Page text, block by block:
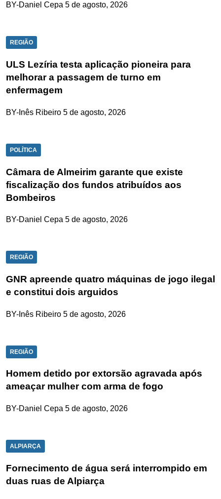
BY-Daniel Cepa 5 de agosto, 2026
REGIÃO
ULS Lezíria testa aplicação pioneira para
melhorar a passagem de turno em
enfermagem
BY-Inês Ribeiro 5 de agosto, 2026
POLÍTICA
Câmara de Almeirim garante que existe
fiscalização dos fundos atribuídos aos
Bombeiros
BY-Daniel Cepa 5 de agosto, 2026
REGIÃO
GNR apreende quatro máquinas de jogo ilegal
e constitui dois arguidos
BY-Inês Ribeiro 5 de agosto, 2026
REGIÃO
Homem detido por extorsão agravada após
ameaçar mulher com arma de fogo
BY-Daniel Cepa 5 de agosto, 2026
ALPIARÇA
Fornecimento de água será interrompido em
duas ruas de Alpiarça